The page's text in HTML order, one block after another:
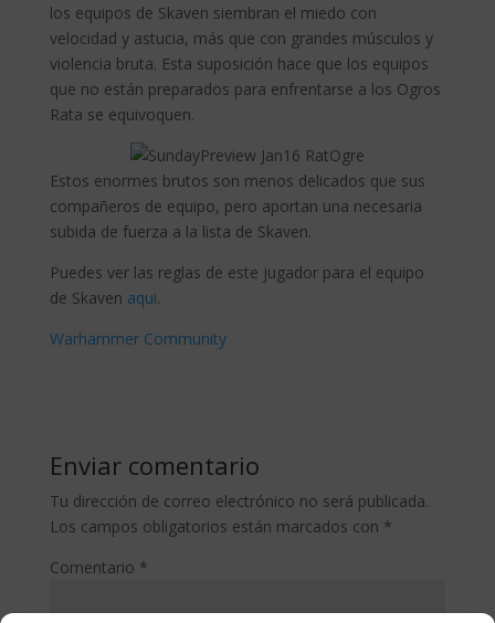
los equipos de Skaven siembran el miedo con
velocidad y astucia, más que con grandes músculos y
violencia bruta. Esta suposición hace que los equipos
que no están preparados para enfrentarse a los Ogros
Rata se equivoquen.
Estos enormes brutos son menos delicados que sus
compañeros de equipo, pero aportan una necesaria
subida de fuerza a la lista de Skaven.
Puedes ver las reglas de este jugador para el equipo
de Skaven aqui.
Warhammer Community
Enviar comentario
Tu dirección de correo electrónico no será publicada.
Los campos obligatorios están marcados con *
Comentario *